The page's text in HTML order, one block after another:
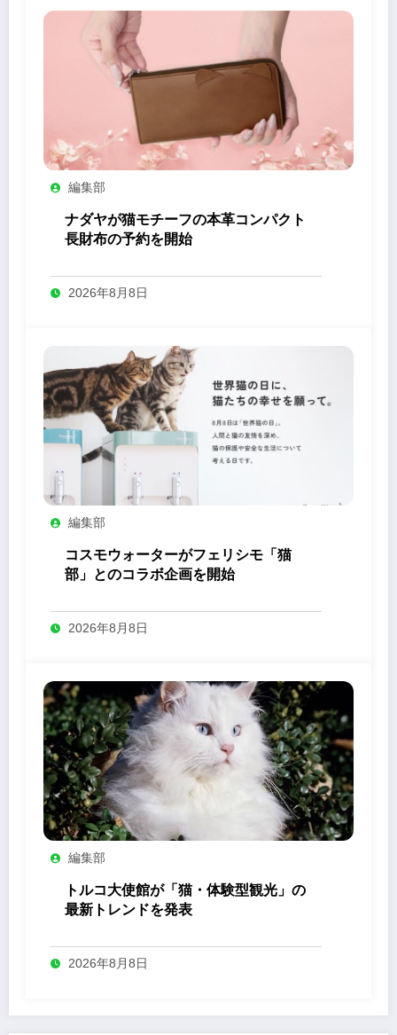
編集部
ナダヤが猫モチーフの本革コンパクト
長財布の予約を開始
2026年8月8日
編集部
コスモウォーターがフェリシモ「猫
部」とのコラボ企画を開始
2026年8月8日
編集部
トルコ大使館が「猫・体験型観光」の
最新トレンドを発表
2026年8月8日